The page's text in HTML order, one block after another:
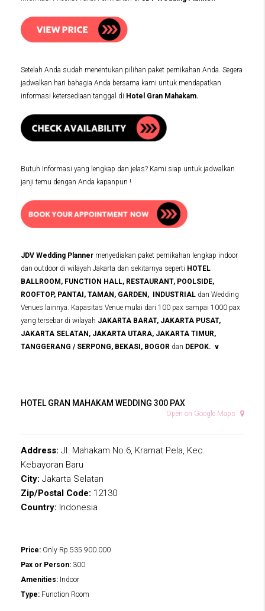
Setelah Anda sudah menentukan pilihan paket pernikahan Anda. Segera
jadwalkan hari bahagia Anda bersama kami untuk mendapatkan
informasi ketersediaan tanggal di Hotel Gran Mahakam.
Butuh Informasi yang lengkap dan jelas? Kami siap untuk jadwalkan
janji temu dengan Anda kapanpun !
JDV Wedding Planner menyediakan paket pernikahan lengkap indoor
dan outdoor di wilayah Jakarta dan sekitarnya seperti HOTEL
BALLROOM, FUNCTION HALL, RESTAURANT, POOLSIDE,
ROOFTOP, PANTAI, TAMAN, GARDEN, INDUSTRIAL dan Wedding
Venues lainnya. Kapasitas Venue mulai dari 100 pax sampai 1000 pax
yang tersebar di wilayah JAKARTA BARAT, JAKARTA PUSAT,
JAKARTA SELATAN, JAKARTA UTARA, JAKARTA TIMUR,
TANGGERANG / SERPONG, BEKASI, BOGOR dan DEPOK. v
HOTEL GRAN MAHAKAM WEDDING 300 PAX
Open on Google Maps
Address: Jl. Mahakam No.6, Kramat Pela, Kec.
Kebayoran Baru
City: Jakarta Selatan
Zip/Postal Code: 12130
Country: Indonesia
Price: Only Rp.535.900.000
Pax or Person: 300
Amenities: Indoor
Type: Function Room